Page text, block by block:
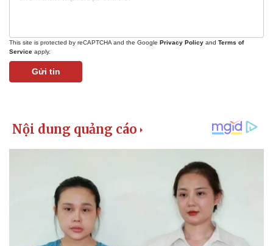
This site is protected by reCAPTCHA and the Google Privacy Policy and Terms of
Service apply.
Gửi tin